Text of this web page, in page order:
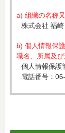
a) 組織の名称
株式会社 福崎
b) 個人情報保
職名、所属及
個人情報保護
電話番号：
c) 個人情報の
入力された